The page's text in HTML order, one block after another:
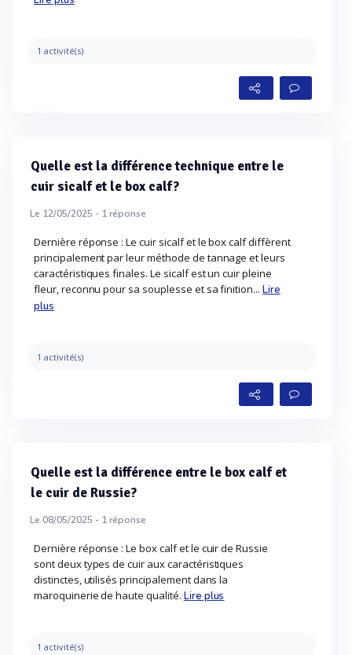
1 activité(s)
Quelle est la différence technique entre le
cuir sicalf et le box calf?
Le 12/05/2025 - 1réponse
Dernière réponse : Le cuir sicalf et le box calf diffèrent
principalement par leur méthode de tannage et leurs
caractéristiques finales. Le sicalf est un cuir pleine
fleur, reconnu pour sa souplesse et sa finition...Lire
plus
1 activité(s)
Quelle est la différence entre le box calf et
le cuir de Russie?
Le 08/05/2025 - 1réponse
Dernière réponse : Le box calf et le cuir de Russie
sont deux types de cuir aux caractéristiques
distinctes, utilisés principalement dans la
maroquinerie de haute qualité. Lire plus
1 activité(s)